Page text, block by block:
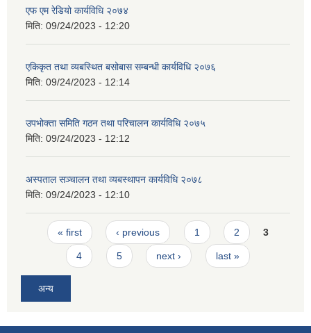
एफ एम रेडियो कार्यविधि २०७४
मिति: 09/24/2023 - 12:20
एकिकृत तथा व्यबस्थित बसोबास सम्बन्धी कार्यविधि २०७६
मिति: 09/24/2023 - 12:14
उपभोक्ता समिति गठन तथा परिचालन कार्यविधि २०७५
मिति: 09/24/2023 - 12:12
अस्पताल सञ्चालन तथा व्यबस्थापन कार्यविधि २०७८
मिति: 09/24/2023 - 12:10
Pages
« first ‹ previous 1 2 3
4 5 next › last »
अन्य